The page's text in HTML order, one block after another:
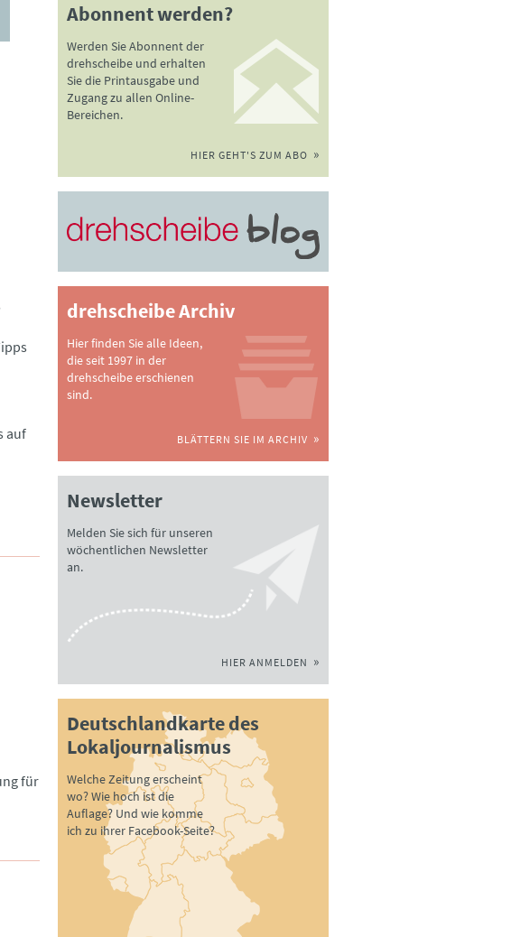
auf
für
Abonnent werden?
Werden Sie Abonnent der
drehscheibe und erhalten
Sie die Printausgabe und
Zugang zu allen Online-
Bereichen.
HIER GEHT'S ZUM ABO
drehscheibe Archiv
Hier finden Sie alle Ideen,
die seit 1997 in der
drehscheibe erschienen
sind.
BLÄTTERN SIE IM ARCHIV
Newsletter
Melden Sie sich für unseren
wöchentlichen Newsletter
an.
HIER ANMELDEN
Deutschlandkarte des
Lokaljournalismus
Welche Zeitung erscheint
wo? Wie hoch ist die
Auflage? Und wie komme
ich zu ihrer Facebook-Seite?